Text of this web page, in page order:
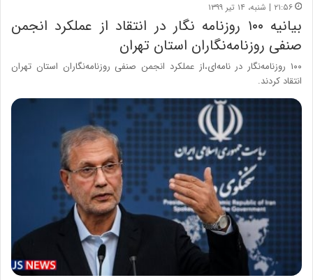
۲۱:۵۶ | شنبه، ۱۴ تیر ۱۳۹۹
بیانیه ۱۰۰ روزنامه نگار در انتقاد از عملکرد انجمن
صنفی روزنامه‌نگاران استان تهران
۱۰۰ روزنامه‌نگار در نامه‌ای،از عملکرد انجمن صنفی روزنامه‌نگاران استان تهران
انتقاد کردند.